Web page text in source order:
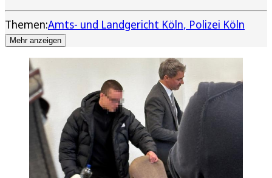
Themen:Amts- und Landgericht Köln Polizei Köln
Mehr anzeigen